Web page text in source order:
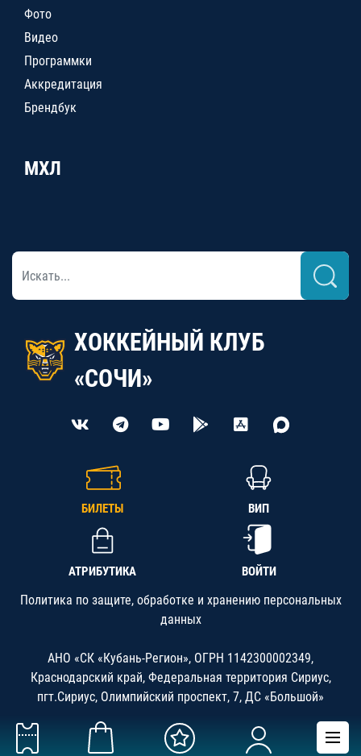
Фото
Видео
Программки
Аккредитация
Брендбук
МХЛ
ХОККЕЙНЫЙ КЛУБ
«СОЧИ»
БИЛЕТЫ ВИП
АТРИБУТИКА ВОЙТИ
Политика по защите, обработке и хранению персональных
данных
АНО «СК «Кубань-Регион», ОГРН 1142300002349,
Краснодарский край, Федеральная территория Сириус,
пгт.Сириус, Олимпийский проспект, 7, ДС «Большой»